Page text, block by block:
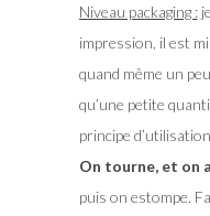
Niveau packaging :
impression, il est
quand même un
qu’une petite
principe
On tourne, et on
puis on estompe.